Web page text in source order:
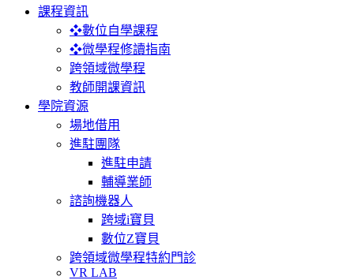
課程資訊
❖數位自學課程
❖微學程修讀指南
跨領域微學程
教師開課資訊
學院資源
場地借用
進駐團隊
進駐申請
輔導業師
諮詢機器人
跨域i寶貝
數位Z寶貝
跨領域微學程特約門診
VR LAB